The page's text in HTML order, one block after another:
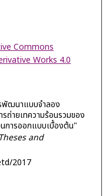
Commons
Works 4.0
พัฒนาแบบจำลอง
ถ่ายเทความร้อนรวมของ
การออกแบบเบื้องต้น"
and
2017